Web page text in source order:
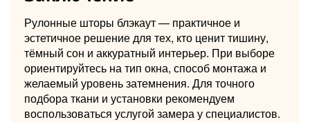
Рулонные шторы блэкаут — практичное и
эстетичное решение для тех, кто ценит тишину,
тёмный сон и аккуратный интерьер. При выборе
ориентируйтесь на тип окна, способ монтажа и
желаемый уровень затемнения. Для точного
подбора ткани и установки рекомендуем
воспользоваться услугой замера у специалистов.